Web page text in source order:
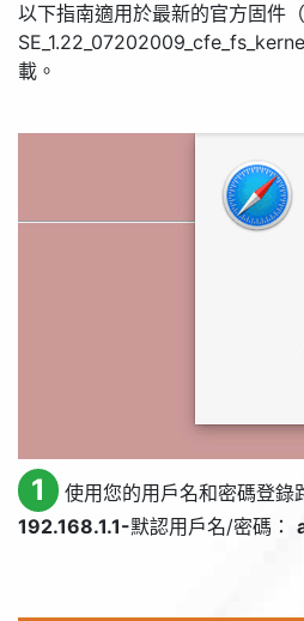
以下指南適用於最新的官方固件
載。
1
使用您的用戶名和密碼登錄
192.168.1.1-默認用戶名/密碼：